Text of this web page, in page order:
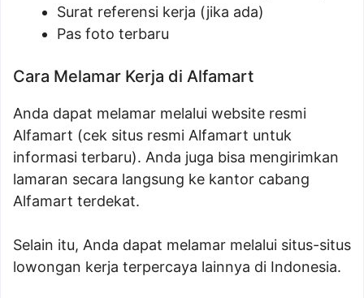
Surat referensi kerja (jika ada)
Pas foto terbaru
Cara Melamar Kerja di Alfamart
Anda dapat melamar melalui website resmi
Alfamart (cek situs resmi Alfamart untuk
informasi terbaru). Anda juga bisa mengirimkan
lamaran secara langsung ke kantor cabang
Alfamart terdekat.
Selain itu, Anda dapat melamar melalui situs-situs
lowongan kerja terpercaya lainnya di Indonesia.